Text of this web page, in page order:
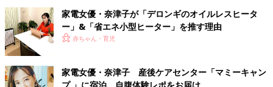
家電女優・奈津子が「デロンギのオイルレスヒータ
ー」&「省エネ小型ヒーター」を推す理由
赤ちゃん・育児
家電女優・奈津子 産後ケアセンター「マミーキャン
プ 」に宿泊。自腹体験レポをお届け